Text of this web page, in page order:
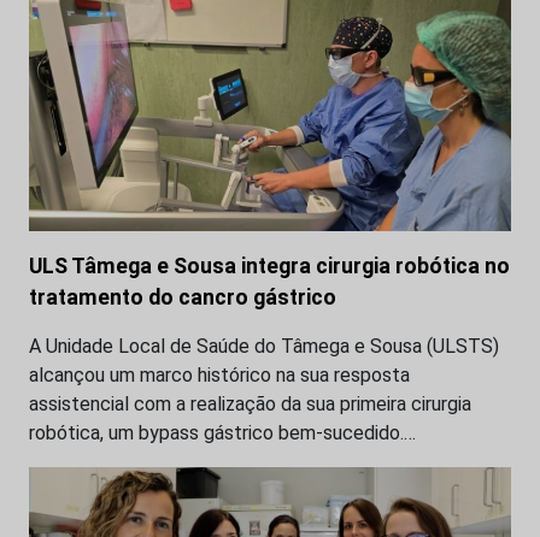
ULS Tâmega e Sousa integra cirurgia robótica no
tratamento do cancro gástrico
A Unidade Local de Saúde do Tâmega e Sousa (ULSTS)
alcançou um marco histórico na sua resposta
assistencial com a realização da sua primeira cirurgia
robótica, um bypass gástrico bem-sucedido.…